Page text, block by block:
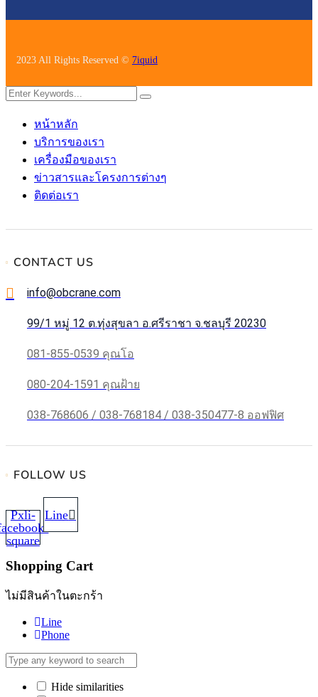
2023 All Rights Reserved © 7iquid
หน้าหลัก
บริการของเรา
เครื่องมือของเรา
ข่าวสารและโครงการต่างๆ
ติดต่อเรา
CONTACT US
info@obcrane.com
99/1 หมู่ 12 ต.ทุ่งสุขลา อ.ศรีราชา จ.ชลบุรี 20230
081-855-0539 คุณโอ
080-204-1591 คุณฝ้าย
038-768606 / 038-768184 / 038-350477-8 ออฟฟิศ
FOLLOW US
Pxli-
square
Line
Shopping Cart
ไม่มีสินค้าในตะกร้า
Line
Phone
Hide similarities